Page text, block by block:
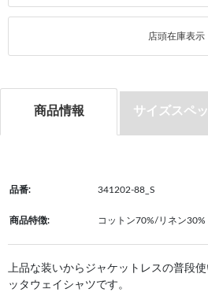
店頭在庫表示
商品情報 サイズスペ
品番: 341202-88_S
商品特徴: コットン70%/リネン30%
上品な装いからジャケットレスの普段
ッタウェイシャツです。